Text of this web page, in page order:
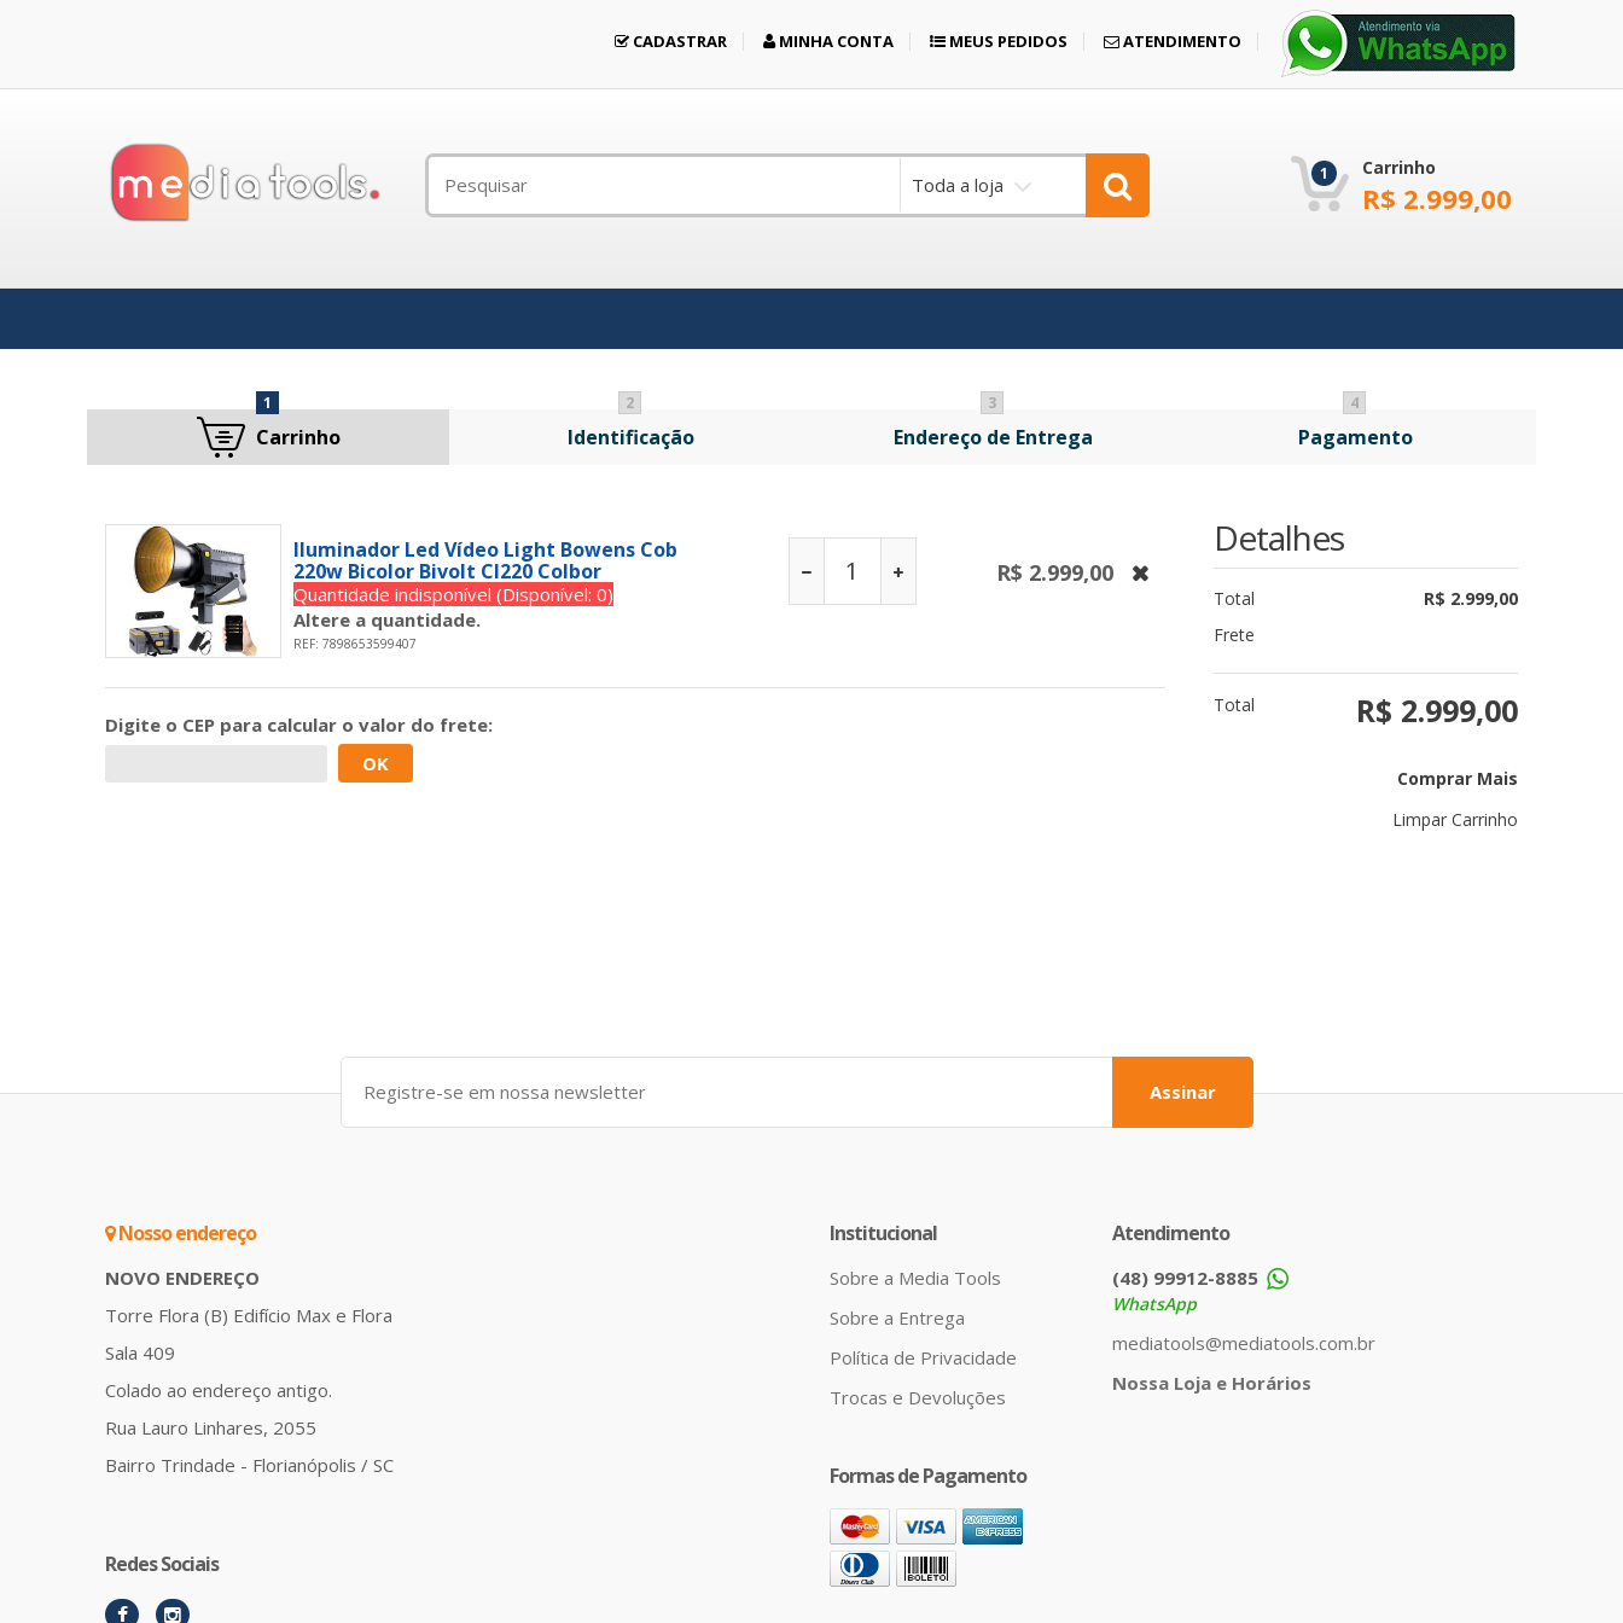
CADASTRAR MINHA CONTA MEUS PEDIDOS ATENDIMENTO
Toda a loja 1 Carrinho
R$ 2.999,00
1
Carrinho
2
Identificação
3
Endereço de Entrega
4
Pagamento
Iluminador Led Vídeo Light Bowens Cob
220w Bicolor Bivolt Cl220 Colbor
Quantidade indisponível (Disponível: 0)
Altere a quantidade.
REF: 7898653599407
R$ 2.999,00
Digite o CEP para calcular o valor do frete:
OK
Detalhes
Total
R$ 2.999,00
Frete
Total R$ 2.999,00
Comprar Mais
Limpar Carrinho
Assinar
Nosso endereço
NOVO ENDEREÇO
Torre Flora (B) Edifício Max e Flora
Sala 409
Colado ao endereço antigo.
Rua Lauro Linhares, 2055
Bairro Trindade - Florianópolis / SC
Redes Sociais
Institucional
Sobre a Media Tools
Sobre a Entrega
Política de Privacidade
Trocas e Devoluções
Formas de Pagamento
Atendimento
(48) 99912-8885
WhatsApp
mediatools@mediatools.com.br
Nossa Loja e Horários